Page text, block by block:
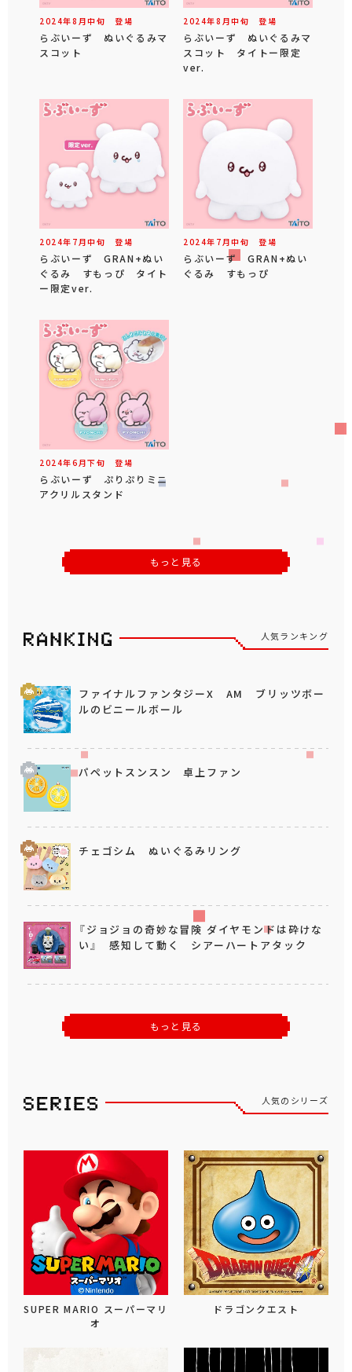
2024年8 月中旬 登場
らぶいーず ぬいぐるみマ
スコット
2024年8 月中旬 登場
らぶいーず ぬいぐるみマ
スコット タイトー限定
ver.
2024年 7 月中旬 登場
らぶいーず GRAN+ぬい
ぐるみ すもっぴ タイト
ー限定ver.
2024年 7 月中旬 登場
らぶいーず GRAN+ぬい
ぐるみ すもっぴ
2024年6 月下旬 登場
らぶいーず ぷりぷりミニ
アクリルスタンド
もっと見る
人気ランキング
ファイナルファンタジーX AM ブリッツボー
ルのビニールボール
パペットスンスン 卓上ファン
チェゴシム ぬいぐるみリング
『ジョジョの奇妙な冒険 ダイヤモンドは砕けな
い』 感知して動く シアーハートアタック
もっと見る
人気のシリーズ
SUPER MARIO スーパーマリ
オ
ドラゴンクエスト